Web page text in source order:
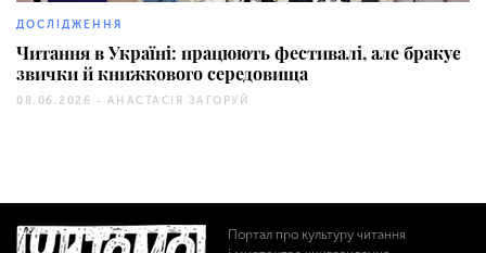
ДОСЛІДЖЕННЯ
Читання в Україні: працюють фестивалі, але бракує
звички й книжкового середовища
08.06.2026 - АНАСТАСІЯ ЗАГОРУЙ
Портал про культуру читання